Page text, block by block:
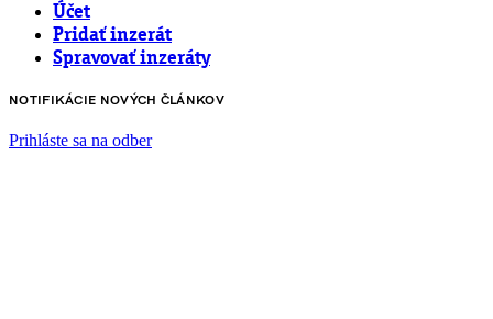
Účet
Pridať inzerát
Spravovať inzeráty
NOTIFIKÁCIE NOVÝCH ČLÁNKOV
Prihláste sa na odber